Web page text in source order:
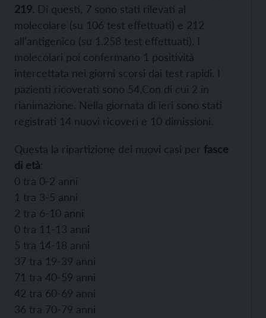
219. Di questi, 7 sono stati rilevati al
molecolare (su 106 test effettuati) e 212
all’antigenico (su 1.258 test effettuati). I
molecolari poi confermano 1 positività
intercettata nei giorni scorsi dai test rapidi. I
pazienti ricoverati sono 54,Con di cui 2 in
rianimazione. Nella giornata di ieri sono stati
registrati 14 nuovi ricoveri e 10 dimissioni.
Questa la ripartizione dei nuovi casi per fasce
di età:
0 tra 0-2 anni
1 tra 3-5 anni
2 tra 6-10 anni
0 tra 11-13 anni
5 tra 14-18 anni
37 tra 19-39 anni
71 tra 40-59 anni
42 tra 60-69 anni
36 tra 70-79 anni